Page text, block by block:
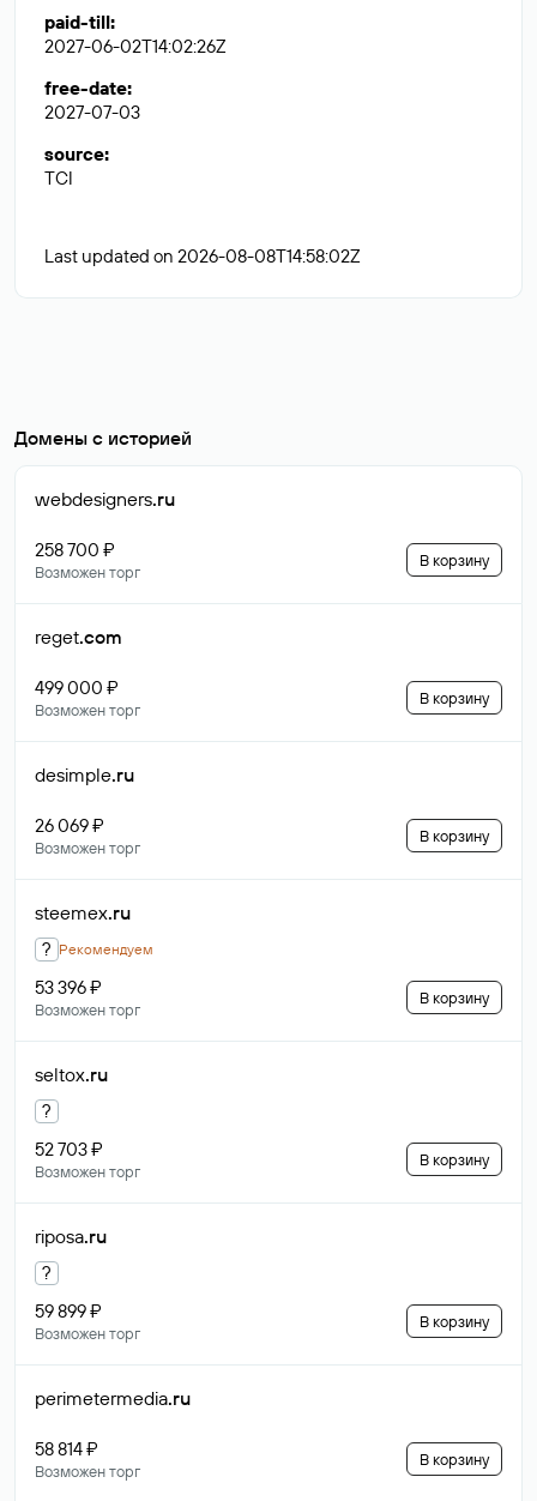
paid-till:
2027-06-02T14:02:26Z
free-date:
2027-07-03
source:
TCI
Last updated on 2026-08-08T14:58:02Z
Домены с историей
webdesigners.ru
258 700 ₽
Возможен торг
В корзину
reget.com
499 000 ₽
Возможен торг
В корзину
desimple.ru
26 069 ₽
Возможен торг
В корзину
steemex.ru
? Рекомендуем
53 396 ₽
Возможен торг
В корзину
seltox.ru
?
52 703 ₽
Возможен торг
В корзину
riposa.ru
?
59 899 ₽
Возможен торг
В корзину
perimetermedia.ru
58 814 ₽
Возможен торг
В корзину